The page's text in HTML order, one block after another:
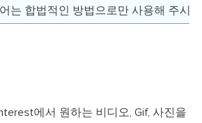
는 합법적인 방법으로만 사용해 주시
에서 원하는 비디오, Gif, 사진을